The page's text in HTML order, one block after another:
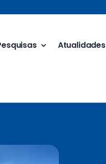
Atualidades